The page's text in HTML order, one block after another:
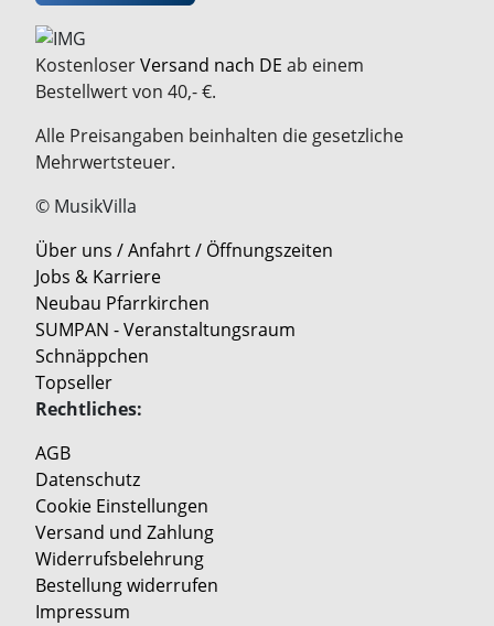
KostenloserVersand nach DE ab einem
Bestellwert von 40,- €.
Alle Preisangaben beinhalten die gesetzliche
Mehrwertsteuer.
© MusikVilla
Über uns / Anfahrt / Öffnungszeiten
Jobs & Karriere
Neubau Pfarrkirchen
SUMPAN - Veranstaltungsraum
Schnäppchen
Topseller
Rechtliches:
AGB
Datenschutz
Cookie Einstellungen
Versand und Zahlung
Widerrufsbelehrung
Bestellung widerrufen
Impressum